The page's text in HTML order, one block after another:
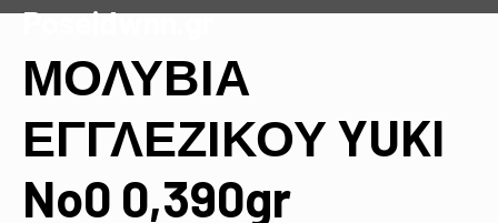
Poseidwnn.gr
ΜΟΛΥΒΙΑ
ΕΓΓΛΕΖΙΚΟΥ YUKI
No0 0,390gr